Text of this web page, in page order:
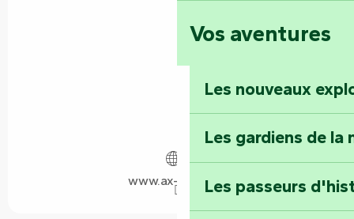
Foussais-Payré :
Faymoreau :
épopée minière
Terre d’étoiles :
Vos aventures
Les nouveaux
Les gardiens de la
Les passeurs
www.ax-family.fr